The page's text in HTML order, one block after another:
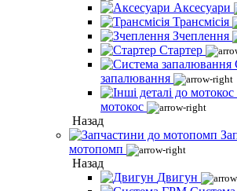
Аксесуари
Трансмісія
Зчеплення
Стартер
запалювання
мотокос
Назад
мотопомп
Назад
Двигун